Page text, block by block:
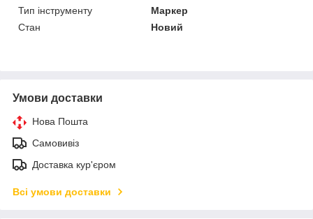
Тип інструменту
Маркер
Стан
Новий
Умови доставки
Нова Пошта
Самовивіз
Доставка кур'єром
Всі умови доставки